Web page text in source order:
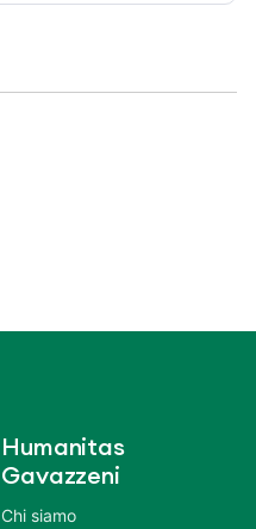
Humanitas
Gavazzeni
Chi siamo